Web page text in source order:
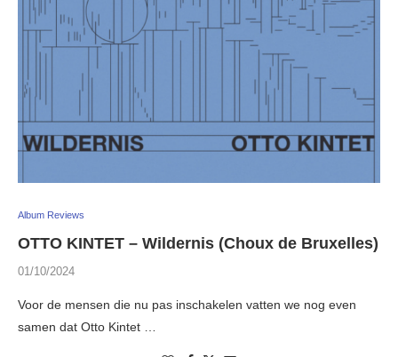
Album Reviews
OTTO KINTET – Wildernis (Choux de Bruxelles)
01/10/2024
Voor de mensen die nu pas inschakelen vatten we nog even
samen dat Otto Kintet …